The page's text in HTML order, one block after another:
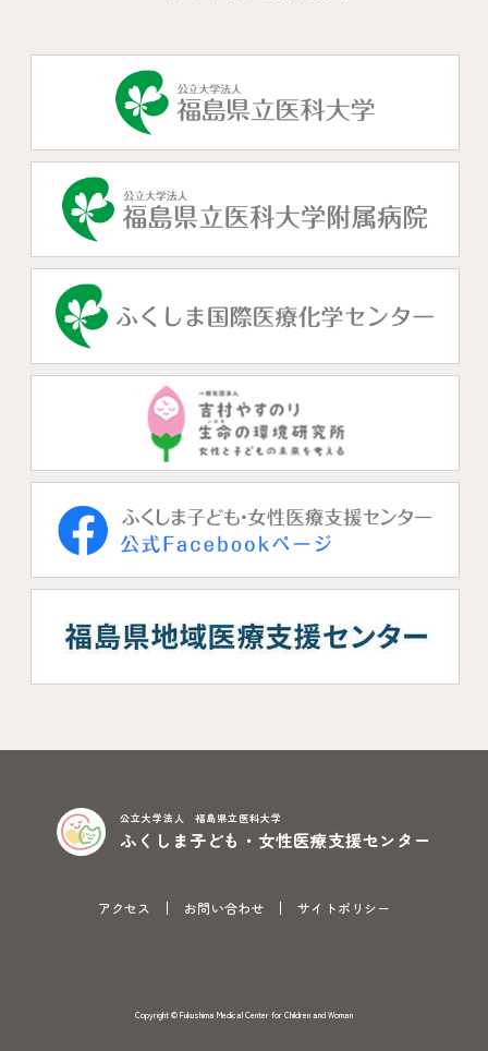
公立大学法人 福島県立医科大学
ふくしま子ども・女性医療支援センター
アクセス お問い合わせ サイトポリシー
Copyright © Fukushima Medical Center for Children and Woman